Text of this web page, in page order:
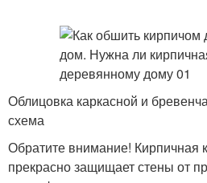
Облицовка каркасной и
схема
Обратите внимание! Кирпичная
прекрасно защищает стены от